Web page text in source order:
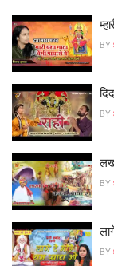
BY
BY
BY
BY